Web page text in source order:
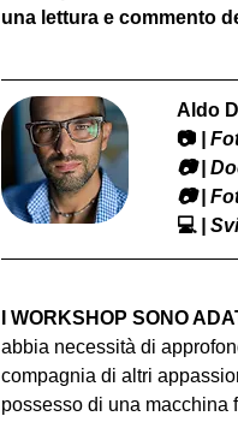
una lettura e commento
Aldo
📷 |
​📷 |
📷 |
💻 |
I WORKSHOP SONO
abbia necessità di
compagnia di altri
possesso di una macchina